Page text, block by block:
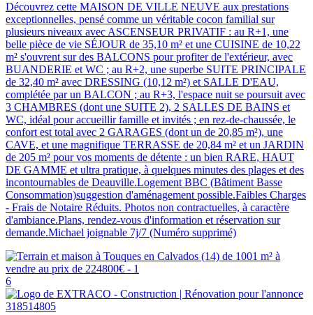
Découvrez cette MAISON DE VILLE NEUVE aux prestations
exceptionnelles, pensé comme un véritable cocon familial sur
plusieurs niveaux avec ASCENSEUR PRIVATIF : au R+1, une
belle pièce de vie SÉJOUR de 35,10 m² et une CUISINE de 10,22
m² s'ouvrent sur des BALCONS pour profiter de l'extérieur, avec
BUANDERIE et WC ; au R+2, une superbe SUITE PRINCIPALE
de 32,40 m² avec DRESSING (10,12 m²) et SALLE D'EAU,
complétée par un BALCON ; au R+3, l'espace nuit se poursuit avec
3 CHAMBRES (dont une SUITE 2), 2 SALLES DE BAINS et
WC, idéal pour accueillir famille et invités ; en rez-de-chaussée, le
confort est total avec 2 GARAGES (dont un de 20,85 m²), une
CAVE, et une magnifique TERRASSE de 20,84 m² et un JARDIN
de 205 m² pour vos moments de détente : un bien RARE, HAUT
DE GAMME et ultra pratique, à quelques minutes des plages et des
incontournables de Deauville.Logement BBC (Bâtiment Basse
Consommation)suggestion d'aménagement possible.Faibles Charges
- Frais de Notaire Réduits. Photos non contractuelles, à caractère
d'ambiance.Plans, rendez-vous d'information et réservation sur
demande.Michael joignable 7j/7 (Numéro supprimé)
6